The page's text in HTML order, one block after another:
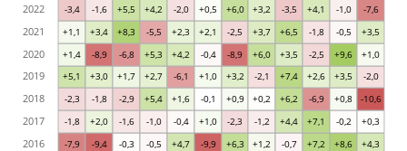
-7,9 -9,4 -0,3 -0,5 +4,7 -9,9 +6,3 +1,2 -0,7 +7,2 +8,6 +4,3
-1,8 +2,0 -1,6 -1,0 -0,4 +1,0 -2,3 -1,2 +4,4 +7,1 -0,2 +0,3
-2,3 -1,8 -2,9 +5,4 +1,6 -0,1 +0,9 +0,2 +6,2 -6,9 +0,8 -10,6
+5,1 +3,0 +1,7 +2,7 -6,1 +1,0 +3,2 -2,1 +7,4 +2,6 +3,5 -2,0
+1,4 -8,9 -6,8 +5,3 +4,2 -0,4 -8,9 +6,0 +3,5 -2,5 +9,6 +1,0
+1,1 +3,4 +8,3 -5,5 +2,3 +2,1 -2,5 +3,7 +6,5 -1,8 -0,5 +3,5
-3,4 -1,6 +5,5 +4,2 -2,0 +0,5 +6,0 +3,2 -3,5 +4,1 -1,0 -7,6
2016
2017
2018
2019
2020
2021
2022